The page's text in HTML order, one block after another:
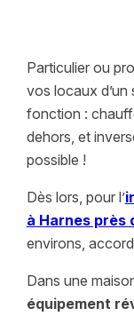
Particulier ou
vos locaux d’un
fonction :
dehors, et
possible !
Dès lors, pour l’
à Harnes près
environs,
Dans une
équipement